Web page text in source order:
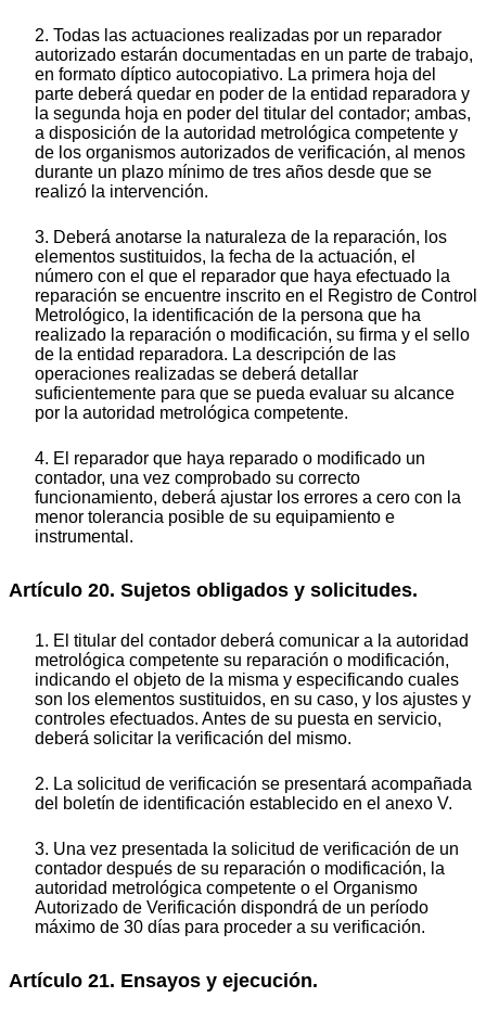
2. Todas las actuaciones realizadas por un reparador
autorizado estarán documentadas en un parte de trabajo,
en formato díptico autocopiativo. La primera hoja del
parte deberá quedar en poder de la entidad reparadora y
la segunda hoja en poder del titular del contador; ambas,
a disposición de la autoridad metrológica competente y
de los organismos autorizados de verificación, al menos
durante un plazo mínimo de tres años desde que se
realizó la intervención.
3. Deberá anotarse la naturaleza de la reparación, los
elementos sustituidos, la fecha de la actuación, el
número con el que el reparador que haya efectuado la
reparación se encuentre inscrito en el Registro de Control
Metrológico, la identificación de la persona que ha
realizado la reparación o modificación, su firma y el sello
de la entidad reparadora. La descripción de las
operaciones realizadas se deberá detallar
suficientemente para que se pueda evaluar su alcance
por la autoridad metrológica competente.
4. El reparador que haya reparado o modificado un
contador, una vez comprobado su correcto
funcionamiento, deberá ajustar los errores a cero con la
menor tolerancia posible de su equipamiento e
instrumental.
Artículo 20. Sujetos obligados y solicitudes.
1. El titular del contador deberá comunicar a la autoridad
metrológica competente su reparación o modificación,
indicando el objeto de la misma y especificando cuales
son los elementos sustituidos, en su caso, y los ajustes y
controles efectuados. Antes de su puesta en servicio,
deberá solicitar la verificación del mismo.
2. La solicitud de verificación se presentará acompañada
del boletín de identificación establecido en el anexo V.
3. Una vez presentada la solicitud de verificación de un
contador después de su reparación o modificación, la
autoridad metrológica competente o el Organismo
Autorizado de Verificación dispondrá de un período
máximo de 30 días para proceder a su verificación.
Artículo 21. Ensayos y ejecución.